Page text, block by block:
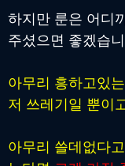
하지만 룬은 어디
주셨으면 좋겠습
아무리 흥하고있
저 쓰레기일 뿐이
아무리 쓸데없다